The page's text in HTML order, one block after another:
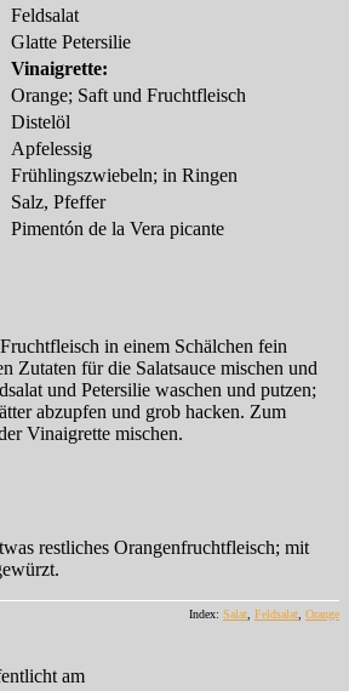
Feldsalat
Glatte Petersilie
Vinaigrette:
Orange; Saft und Fruchtfleisch
Distelöl
Apfelessig
Frühlingszwiebeln; in Ringen
Salz, Pfeffer
Pimentón de la Vera picante
in einem Schälchen fein
Zutaten für die Salatsauce mischen und
und Petersilie waschen und putzen;
abzupfen und grob hacken. Zum
Vinaigrette mischen.
restliches Orangenfruchtfleisch; mit
Index: Salat Feldsalat Orange
am